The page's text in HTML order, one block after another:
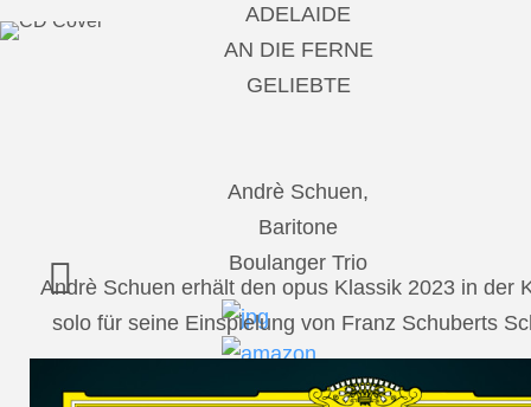
ADELAIDE
AN DIE FERNE
GELIEBTE
Andrè Schuen,
Baritone
Boulanger Trio
Andrè Schuen erhält den opus Klassik 2023 in der
solo für seine Einspielung von Franz Schuberts